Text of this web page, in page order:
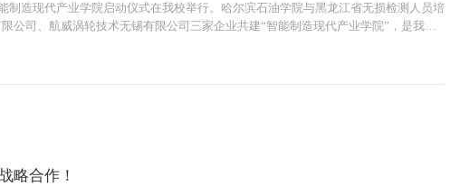
制造现代产业学院启动仪式在我校举行。哈尔滨石油学院与黑龙江省无损检测人员培
公司、航威涡轮技术无锡有限公司三家企业共建“智能制造现代产业学院”，是我校
略合作！